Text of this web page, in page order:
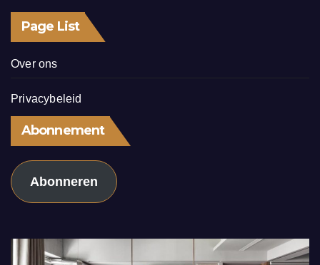
Page List
Over ons
Privacybeleid
Abonnement
Abonneren